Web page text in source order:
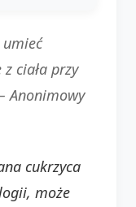
z ciała przy
Anonimowy
cukrzyca
może